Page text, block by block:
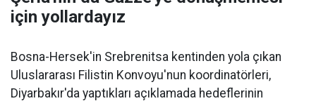
için yollardayız
Bosna-Hersek'in Srebrenitsa kentinden yola çıkan
Uluslararası Filistin Konvoyu'nun koordinatörleri,
Diyarbakır'da yaptıkları açıklamada hedeflerinin